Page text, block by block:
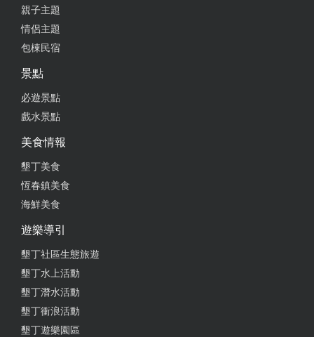
超讚的民宿！又大又舒適
貼心的服務，一應俱全的設備， 有質感的裝潢，乾淨
玩水、大人陪老人家打麻將， KTV唱到飽，度過最開
心的一天。
大家！一定要來住這間，超級推薦的那種 有小泳池
又可以烤肉，還有提供水槍可以玩 而且環境超乾淨！
床超級無敵好睡 想買一張的那種程度 還有ktv跟電動
親子主題
情侶主題
包棟民宿
景點
必遊景點
戲水景點
美食情報
墾丁美食
恆春鎮美食
海鮮美食
遊樂導引
墾丁社區生態旅遊
墾丁水上活動
墾丁潛水活動
墾丁衝浪活動
墾丁遊樂園區